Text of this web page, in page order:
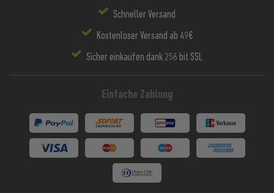
Schneller Versand
Kostenloser Versand ab 49€
Sicher einkaufen dank 256 bit SSL
Einfache Zahlung